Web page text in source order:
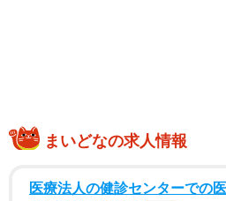
まいどなの求人情報
医療法人の健診センターでの